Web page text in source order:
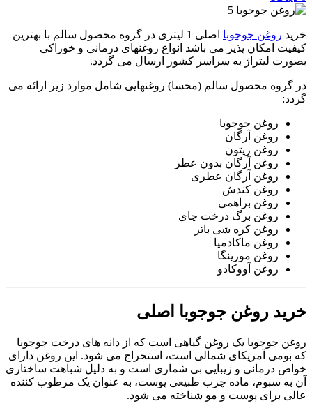
خرید روغن جوجوبا
اصلی 1 لیتری در گروه محصول سالم با بهترین
کیفیت امکان پذیر می باشد انواع روغنهای درمانی و خوراکی
بصورت لیتراژ به سراسر کشور ارسال می گردد.
در گروه محصول سالم (محسا) روغنهایی شامل موارد زیر ارائه می
گردد:
روغن جوجوبا
روغن آرگان
روغن زیتون
روغن آرگان بدون عطر
روغن آرگان عطری
روغن کندش
روغن براهمی
روغن برگ درخت چای
روغن کره شی باتر
روغن ماکادمیا
روغن مورینگا
روغن آووکادو
خرید روغن جوجوبا اصلی
روغن جوجوبا یک روغن گیاهی است که از دانه های درخت جوجوبا
که بومی آمریکای شمالی است، استخراج می شود. این روغن دارای
خواص درمانی و زیبایی بی شماری است و به دلیل شباهت ساختاری
آن به سبوم، ماده چرب طبیعی پوست، به عنوان یک مرطوب کننده
عالی برای پوست و مو شناخته می شود.